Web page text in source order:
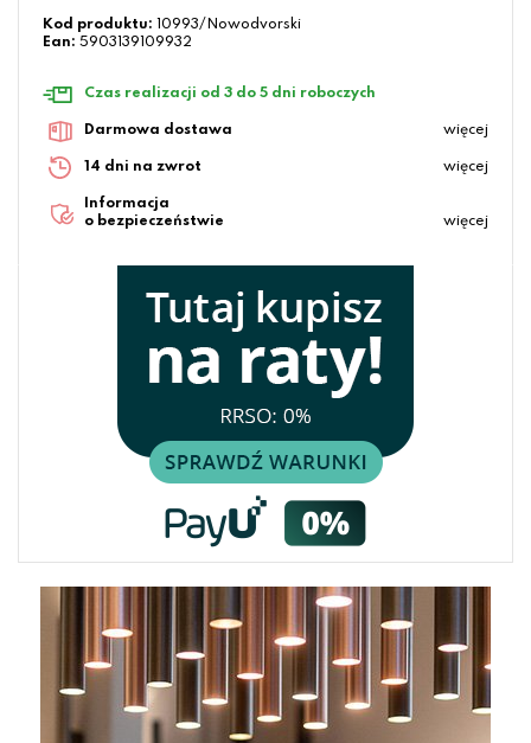
Kod produktu:
10993/Nowodvorski
Ean: 5903139109932
Czas realizacji od 3 do 5 dni roboczych
Darmowa dostawa więcej
14 dni na zwrot więcej
Informacja
o bezpieczeństwie
więcej